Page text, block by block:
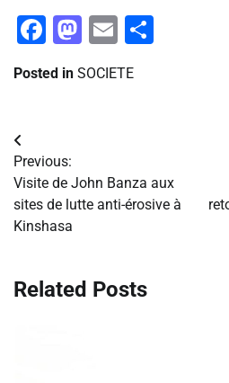
Facebook
Mastodon
Email
Posted in SOCIETE
Navigation
de
l’article
Previous:
Visite de John Banza aux
sites de lutte anti-érosive à
Kinshasa
Related Posts